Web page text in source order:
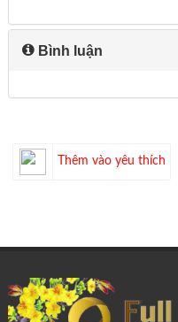
Bình luận
Thêm vào yêu thích